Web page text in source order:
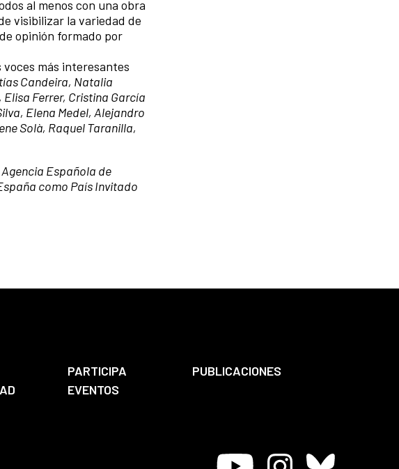
al menos con una obra
visibilizar la variedad de
opinión formado por
más interesantes
Candeira, Natalia
Ferrer, Cristina García
Elena Medel, Alejandro
Solà, Raquel Taranilla,
Española de
como País Invitado
PARTICIPA
PUBLICACIONES
EVENTOS
Youtube InstagramBluesky